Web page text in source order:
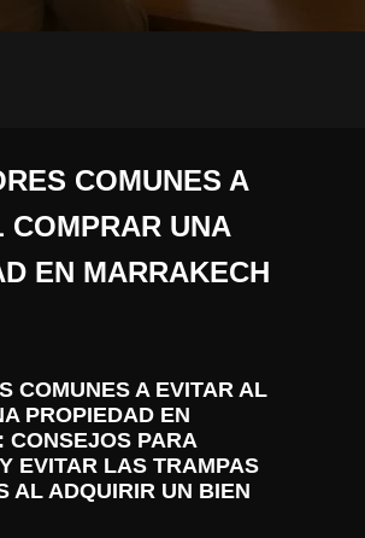
COMUNES A
COMPRAR UNA
EN MARRAKECH
COMUNES A EVITAR AL
PROPIEDAD EN
CONSEJOS PARA
EVITAR LAS TRAMPAS
AL ADQUIRIR UN BIEN